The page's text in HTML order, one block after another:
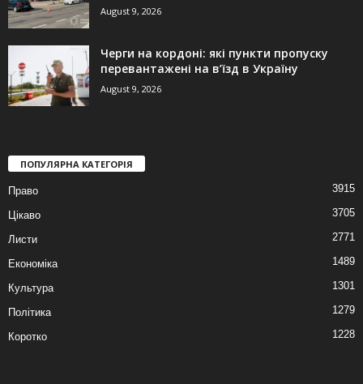
August 9, 2026
Черги на кордоні: які пункти пропуску
перевантажені на в’їзд в Україну
August 9, 2026
ПОПУЛЯРНА КАТЕГОРІЯ
Право 3915
Цікаво 3705
Листи 2771
Економіка 1489
Культура 1301
Політика 1279
Коротко 1228